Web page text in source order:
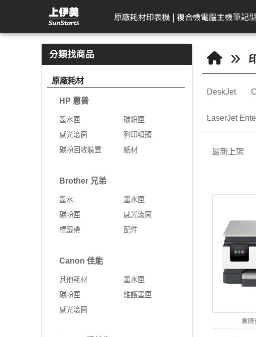
OfficeJet Pro | 上伊美辦公用品網
原廠耗材
感光滾筒
列印噴頭
Brother
墨水
墨水匣
碳粉匣
標籤帶
印表機 | 複合機
HP 惠普
DeskJet
Color Laser
Color LaserJet Pro
Color LaserJet
Enterprise
LaserJet Pro
LaserJet Enterprise
OfficeJet Pro
Brother 兄弟
彩色雷射印表機/複
機
熱感應印表機/複合機
Fujifilm 富士軟片
印表機
多功能事務機
黑白多功能複合機
黑白雷射印表機
電腦主機
工作站繪圖卡
HP 惠普
Leadtek 麗臺
Lenovo 聯想
ASUS 華碩
迷你電腦
ECS 精
ACER
MSI 微
Leadtek 麗臺
Supermicro 美超微
MSI 微星
筆記
gram
gram Pro
gram 2in1
Logitech 羅技
投
Kodak 柯達
掃描器
Epson 愛普生
標籤機
文件掃描器
相片掃描器
AIMO 愛墨
熱感應標籤機
DELL 戴爾
一般顯示器
曲面顯示器
遊戲專用顯示器
AeroTouch 富動
互動式顯示器
顯
商務用
APACER 宇瞻
隨身碟
記憶卡
行動硬碟
SSD固態硬碟
TEAM 十
記憶體
記憶卡
內接固
MSI 微星
外接式SSD固態硬碟
SSD固態硬碟
電
D-Link 友訊
無網管型網路交換器
網管型交換器
10G網路交換器
智慧型無線網路基地台
智慧型網路交換器
光纖收發器
電源供應器
Zyxel 兆勤
次世代防火牆
VPN防火牆
乙太網路交換器
5G NR / 4G LTE 路由
VIVITEK 麗訊
PCI-E 無線網卡
分類找商品
原廠耗材
HP 惠普
墨水匣
碳粉匣
感光滾筒
列印噴頭
碳粉回收裝置
紙材
Brother 兄弟
墨水
墨水匣
碳粉匣
感光滾筒
標籤帶
配件
Canon 佳能
其他耗材
墨水匣
碳粉匣
維護墨匣
感光滾筒
DeskJet
LaserJet
最新上架
實